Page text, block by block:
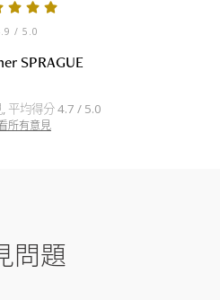
/ 5.0
SPRAGUE
平均得分 4.7 / 5.0
所有意見
問題